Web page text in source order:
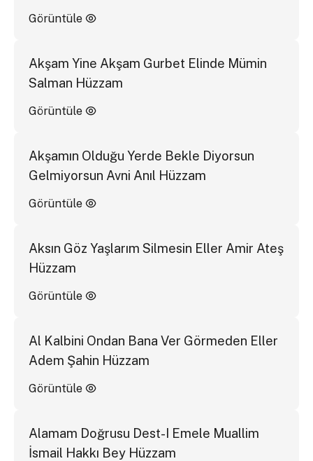
Görüntüle
Akşam Yine Akşam Gurbet Elinde Mümin
Salman Hüzzam
Görüntüle
Akşamın Olduğu Yerde Bekle Diyorsun
Gelmiyorsun Avni Anıl Hüzzam
Görüntüle
Aksın Göz Yaşlarım Silmesin Eller Amir Ateş
Hüzzam
Görüntüle
Al Kalbini Ondan Bana Ver Görmeden Eller
Adem Şahin Hüzzam
Görüntüle
Alamam Doğrusu Dest-I Emele Muallim
İsmail Hakkı Bey Hüzzam